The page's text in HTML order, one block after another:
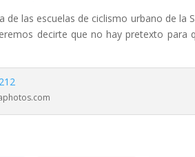
las escuelas de ciclismo urbano de la
decirte que no hay pretexto para